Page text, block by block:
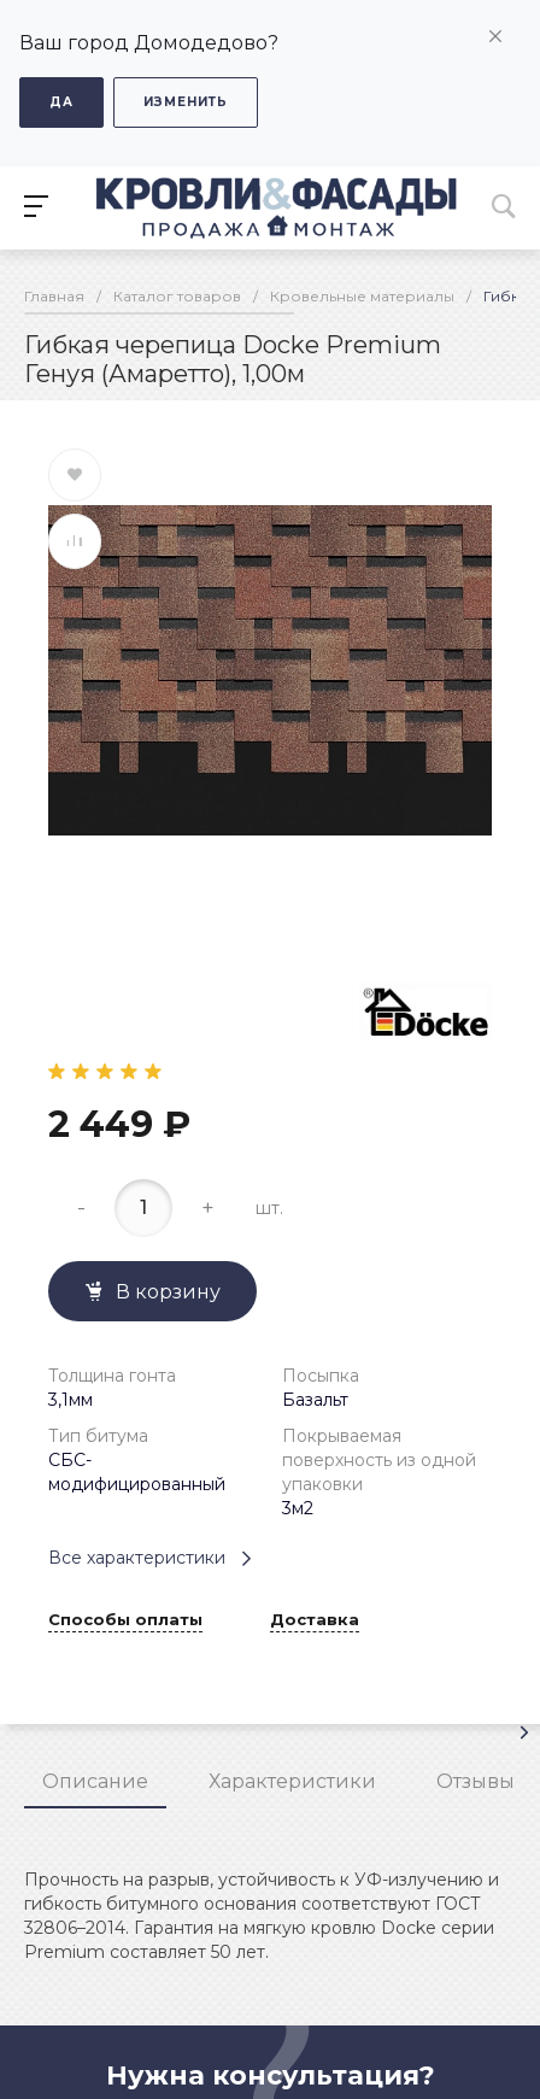
Ваш город Домодедово?
ДА ИЗМЕНИТЬ
Главная / Каталог товаров / Кровельные материалы /
Гибкая черепица Docke Premium
Генуя (Амаретто), 1,00м
2 449 ₽
- + шт.
В корзину
Толщина гонта
3,1мм
Посыпка
Базальт
Тип битума
СБС-
модифицированный
Покрываемая
поверхность из одной
упаковки
3м2
Все характеристики
Способы оплаты Доставка
Описание Характеристики Отзывы
Прочность на разрыв, устойчивость к УФ-излучению и
гибкость битумного основания соответствуют ГОСТ
32806–2014. Гарантия на мягкую кровлю Docke серии
Premium составляет 50 лет.
Нужна консультация?